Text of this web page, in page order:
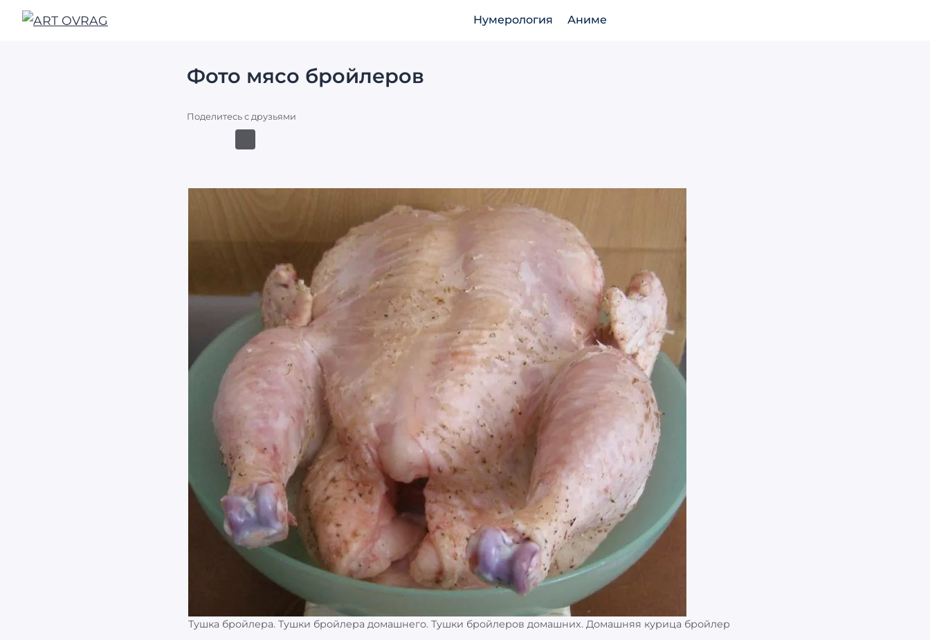
Нумерология Аниме
Фото мясо бройлеров
Поделитесь с друзьями
Тушка бройлера. Тушки бройлера домашнего. Тушки бройлеров домашних. Домашняя курица бройлер